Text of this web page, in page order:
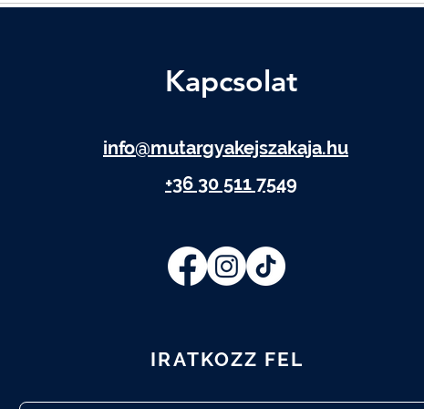
Kapcsolat
info@mutargyakejszakaja.hu
+36 30 511 7549
IRATKOZZ FEL